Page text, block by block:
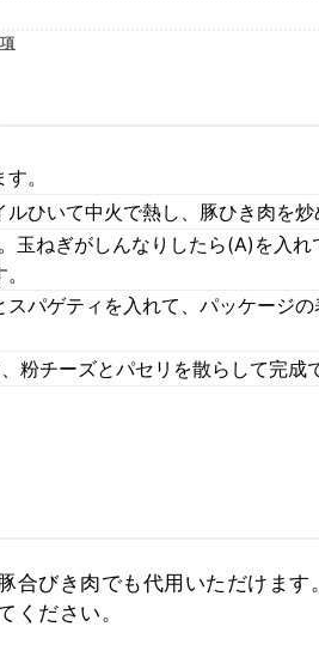
。
ひいて中火で熱し、豚ひき肉を炒
玉ねぎがしんなりしたら(A)を入
パゲティを入れて、パッケージ
粉チーズとパセリを散らして完成
合びき肉でも代用いただけます。
ください。